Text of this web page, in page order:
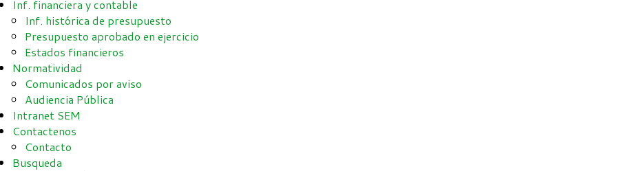
Inf. financiera y contable
Inf. histórica de presupuesto
Presupuesto aprobado en ejercicio
Estados financieros
Normatividad
Comunicados por aviso
Audiencia Pública
Intranet SEM
Contactenos
Contacto
Busqueda